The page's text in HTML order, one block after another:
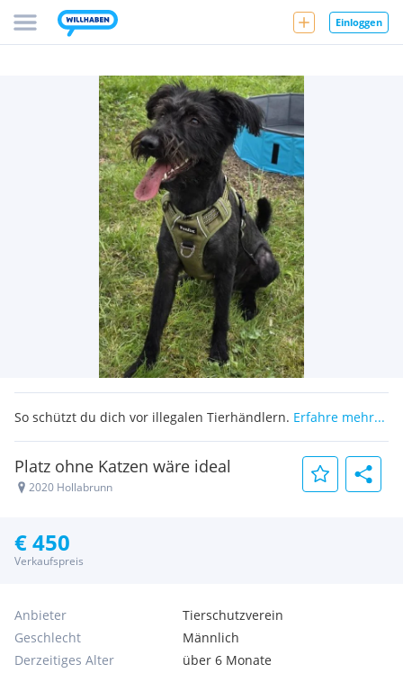
Einloggen
Platz ohne Katzen wäre ideal
2020 Hollabrunn
So schützt du dich vor illegalen Tierhändlern. Erfahre mehr...
€ 450
Verkaufspreis
Anbieter
Tierschutzverein
Geschlecht
Männlich
Derzeitiges Alter
über 6 Monate